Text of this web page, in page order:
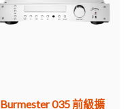
Burmester 035 前級擴